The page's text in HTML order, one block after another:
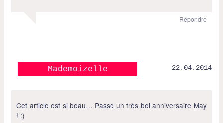
Répondre
Mademoizelle 22.04.2014
Cet article est si beau… Passe un très bel anniversaire May
! :)